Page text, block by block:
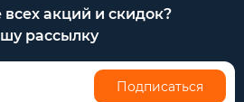
всех акций и скидок?
рассылку
Подписаться